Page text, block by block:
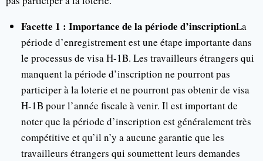
Facette 1 : Importance de la période d’inscriptionLa
période d’enregistrement est une étape importante dans
le processus de visa H-1B. Les travailleurs étrangers qui
manquent la période d’inscription ne pourront pas
participer à la loterie et ne pourront pas obtenir de visa
H-1B pour l’année fiscale à venir. Il est important de
noter que la période d’inscription est généralement très
compétitive et qu’il n’y a aucune garantie que les
travailleurs étrangers qui soumettent leurs demandes